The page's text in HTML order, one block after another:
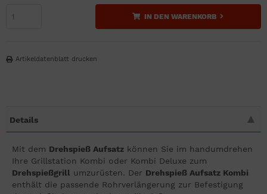
IN DEN WARENKORB
Artikeldatenblatt drucken
Details
Mit dem Drehspieß Aufsatz können Sie im handumdrehen
Ihre Grillstation Kombi oder Kombi Deluxe zum
Drehspießgrill umzurüsten. Der Drehspieß Aufsatz Kombi
enthält die passende Rohrverlängerung zur Befestigung